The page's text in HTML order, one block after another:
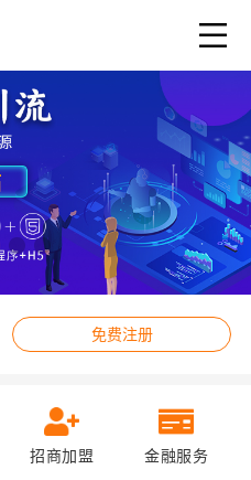
免费注册
招商加盟 金融服务